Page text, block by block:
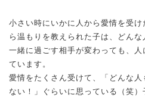
小さい時にいかに人から愛情を受
ら温もりを教えられた子は、どん
一緒に過ごす相手が変わっても、
ています。
愛情をたくさん受けて、「どんな
ない！」ぐらいに思っている（笑